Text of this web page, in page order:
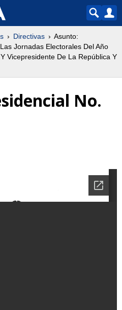
Directivas
Asunto:
Jornadas Electorales Del Año
Vicepresidente De La República Y
No.